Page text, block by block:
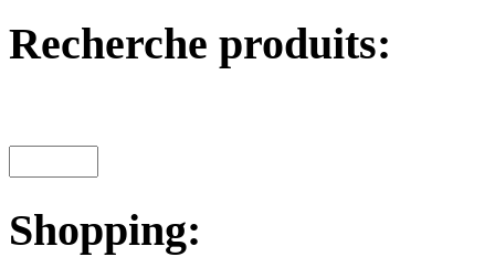
Recherche produits:
Shopping: